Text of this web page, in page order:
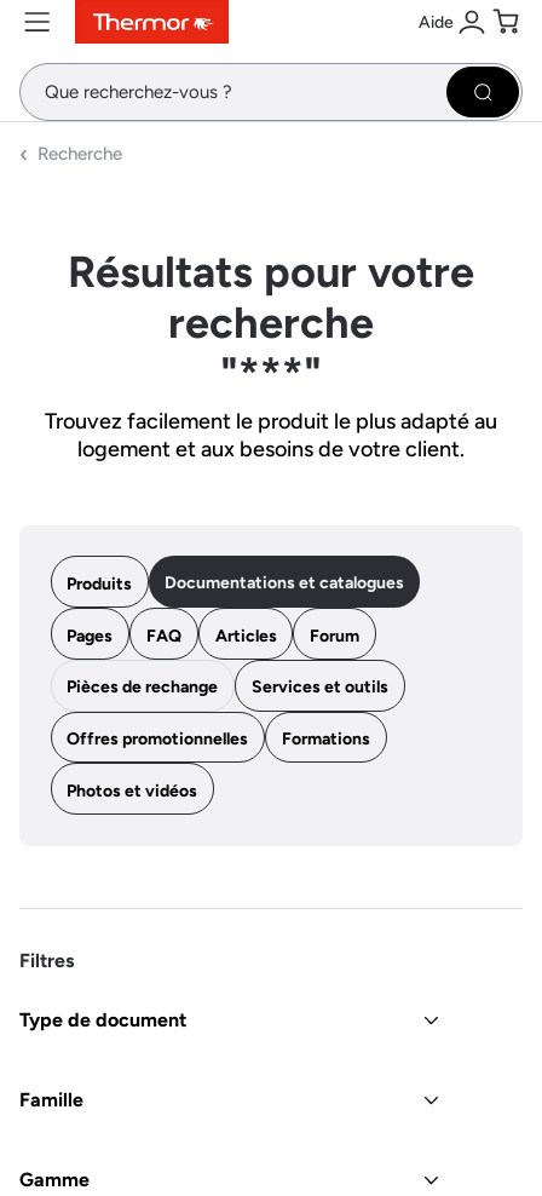
ContenuMenuRecherche Aide
Se
Recherche
Résultats pour votre
recherche
"***"
Trouvez facilement le produit le plus adapté au
logement et aux besoins de votre client.
Produits Documentations et catalogues
Pages FAQ Articles Forum
Pièces de rechange Services et outils
Offres promotionnelles Formations
Photos et vidéos
Filtres
Type de document
Famille
Gamme